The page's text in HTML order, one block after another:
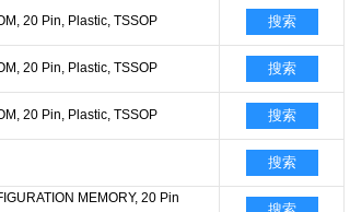
20 Pin, Plastic, TSSOP 搜索
20 Pin, Plastic, TSSOP 搜索
20 Pin, Plastic, TSSOP 搜索
搜索
MEMORY, 20 Pin